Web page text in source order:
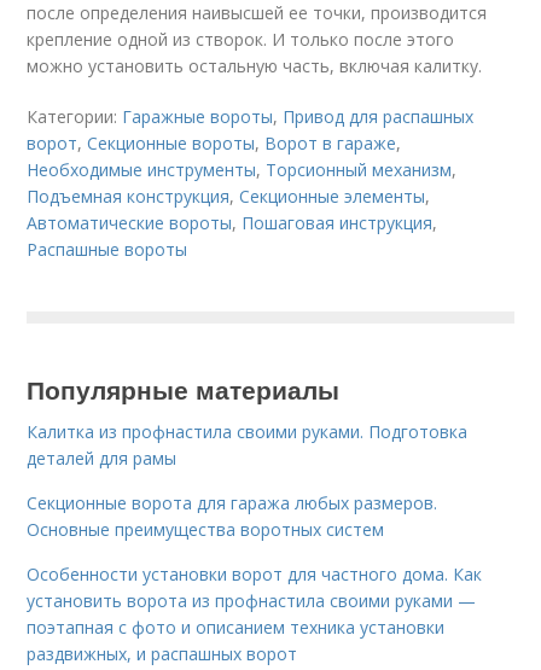
после определения наивысшей ее точки, производится
крепление одной из створок. И только после этого
можно установить остальную часть, включая калитку.
Категории: Гаражные вороты, Привод для распашных
ворот,Секционные вороты, Ворот в гараже,
Необходимые инструменты, Торсионный механизм,
Подъемная конструкция,Секционные элементы,
Автоматические вороты, Пошаговая инструкция,
Распашные вороты
Популярные материалы
Калитка из профнастила своими руками. Подготовка
деталей для рамы
Секционные ворота для гаража любых размеров.
Основные преимущества воротных систем
Особенности установки ворот для частного дома. Как
установить ворота из профнастила своими руками —
поэтапная с фото и описанием техника установки
раздвижных, и распашных ворот